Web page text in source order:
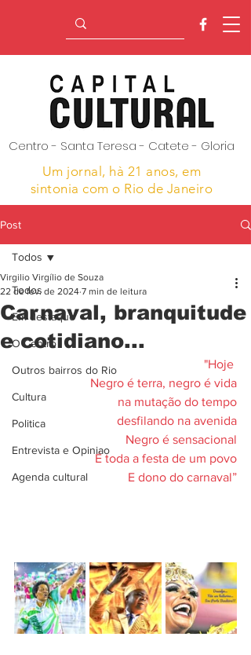
Centro - Santa Teresa - Catete - Gloria
Um jornal, hà 21 anos, em
sintonia com o Rio de Janeiro
Post
Todos
Em destaque
O Centro
Outros bairros do Rio
Cultura
Politica
Entrevista e Opiniao
Agenda cultural
Todos
Carnaval, branquitude
e cotidiano...
Virgilio Virgílio de Souza
22 de fev. de 2024 7 min de leitura
"Hoje
Negro é terra, negro é vida
na mutação do tempo
desfilando na avenida
Negro é sensacional
É toda a festa de um povo
E dono do carnaval”